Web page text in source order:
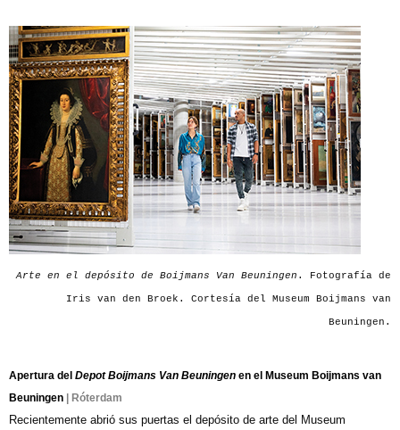
Arte en el depósito de Boijmans Van Beuningen . Fotografía de
Iris van den Broek. Cortesía del Museum Boijmans van
Beuningen.
Apertura del Depot Boijmans Van Beuningen en el Museum Boijmans van
Beuningen | Róterdam
Recientemente abrió sus puertas el depósito de arte del Museum